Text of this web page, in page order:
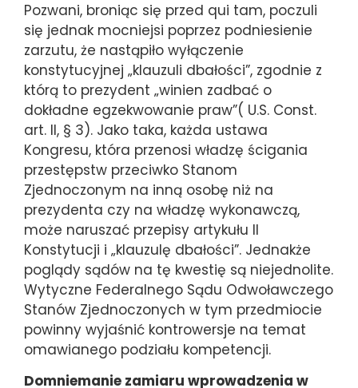
Pozwani, broniąc się przed qui tam, poczuli
się jednak mocniejsi poprzez podniesienie
zarzutu, że nastąpiło wyłączenie
konstytucyjnej „klauzuli dbałości”, zgodnie z
którą to prezydent „winien zadbać o
dokładne egzekwowanie praw”( U.S. Const.
art. II, § 3). Jako taka, każda ustawa
Kongresu, która przenosi władzę ścigania
przestępstw przeciwko Stanom
Zjednoczonym na inną osobę niż na
prezydenta czy na władzę wykonawczą,
może naruszać przepisy artykułu II
Konstytucji i „klauzulę dbałości”. Jednakże
poglądy sądów na tę kwestię są niejednolite.
Wytyczne Federalnego Sądu Odwoławczego
Stanów Zjednoczonych w tym przedmiocie
powinny wyjaśnić kontrowersje na temat
omawianego podziału kompetencji.
Domniemanie zamiaru wprowadzenia w